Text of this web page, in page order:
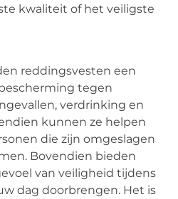
kwaliteit of het veiligste
reddingsvesten een
tegen
verdrinking en
kunnen ze helpen
die zijn omgeslagen
Bovendien bieden
van veiligheid tijdens
dag doorbrengen. Het is